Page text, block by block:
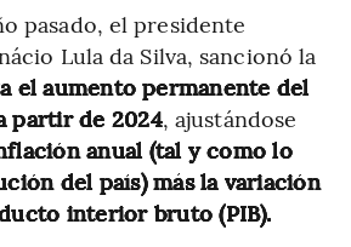
pasado, el presidente
Lula da Silva, sancionó la
el aumento permanente del
partir de 2024, ajustándose
anual (tal y como lo
del país) más la variación
interior bruto (PIB).